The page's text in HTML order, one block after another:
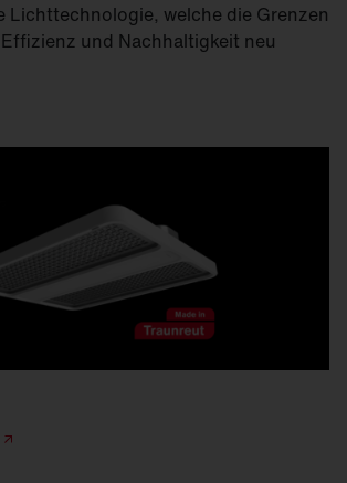
Lichttechnologie, welche die Grenzen
und Nachhaltigkeit neu